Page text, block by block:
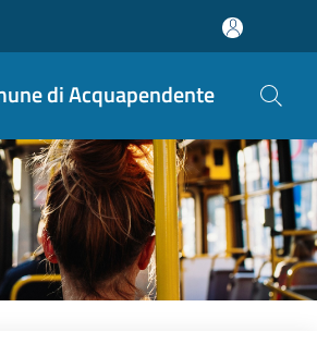
di Acquapendente